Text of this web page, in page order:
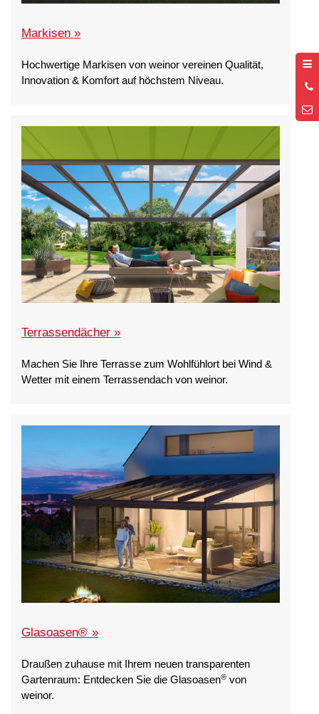
Markisen »
Hochwertige Markisen von weinor vereinen Qualität,
Innovation & Komfort auf höchstem Niveau.
Terrassendächer »
Machen Sie Ihre Terrasse zum Wohlfühlort bei Wind &
Wetter mit einem Terrassendach von weinor.
Glasoasen® »
Draußen zuhause mit Ihrem neuen transparenten
Gartenraum: Entdecken Sie die Glasoasen® von
weinor.